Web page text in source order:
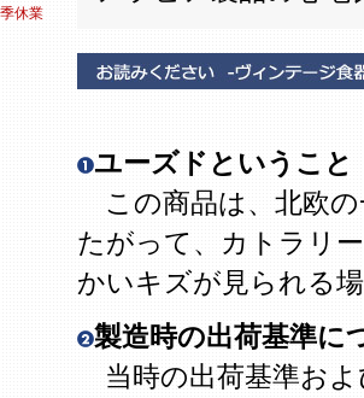
ユーズドということ
この商品は、北欧の
たがって、カトラリ
かいキズが見られる
製造時の出荷基準に
当時の出荷基準およ
休業